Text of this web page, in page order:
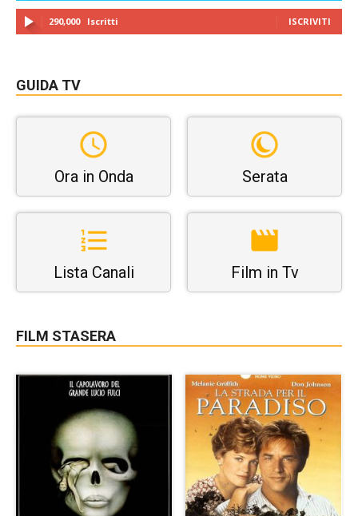
290,000 Iscritti ISCRIVITI
GUIDA TV
Ora in Onda Serata
Lista Canali Film in Tv
FILM STASERA